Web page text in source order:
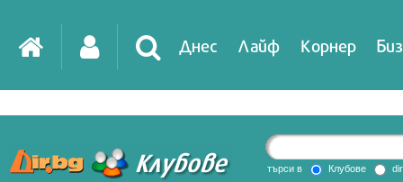
Днес Лайф Корнер
DirTV Impressio
търси в Клубове